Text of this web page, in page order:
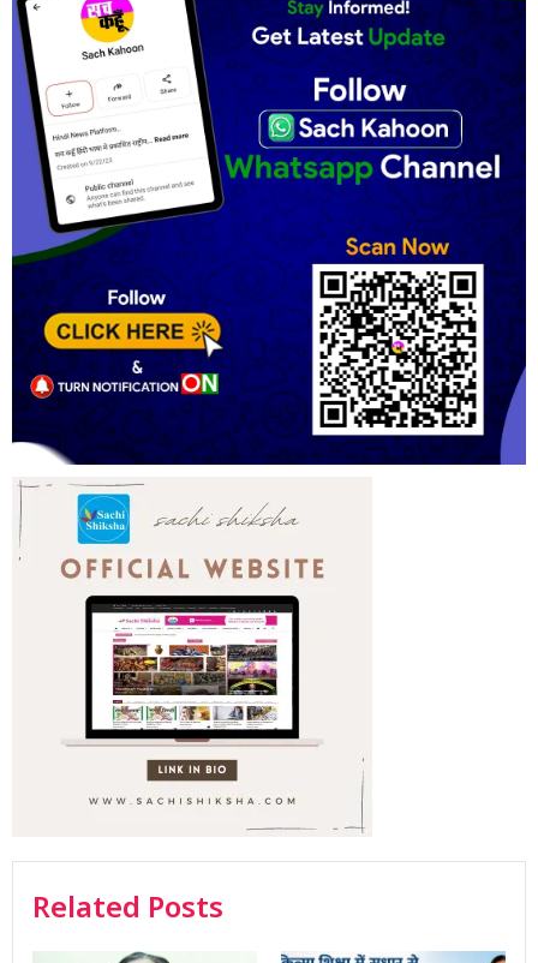
Related Posts